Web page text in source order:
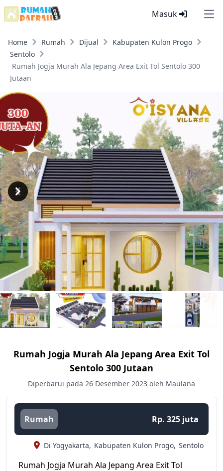
Masuk
Home Rumah Dijual
Kabupaten Kulon Progo
Sentolo
Rumah Jogja Murah Ala Jepang Area Exit Tol Sentolo 300
Jutaan
Previous
Next
Rumah Jogja Murah Ala Jepang Area Exit Tol
Sentolo 300 Jutaan
Diperbarui pada 26 Desember 2023 oleh Maulana
Rumah Rp. 325 juta
Di Yogyakarta, Kabupaten Kulon Progo, Sentolo
Rumah Jogja Murah Ala Jepang Area Exit Tol